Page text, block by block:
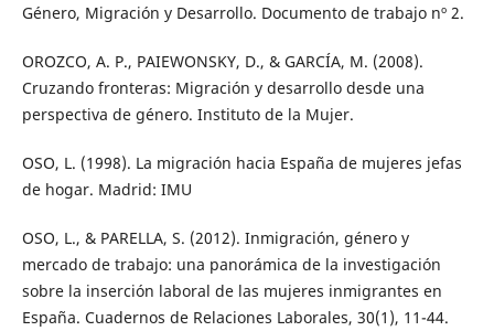
Género, Migración y Desarrollo. Documento de trabajo nº 2.
OROZCO, A. P., PAIEWONSKY, D., & GARCÍA, M. (2008).
Cruzando fronteras: Migración y desarrollo desde una
perspectiva de género. Instituto de la Mujer.
OSO, L. (1998). La migración hacia España de mujeres jefas
de hogar. Madrid: IMU
OSO, L., & PARELLA, S. (2012). Inmigración, género y
mercado de trabajo: una panorámica de la investigación
sobre la inserción laboral de las mujeres inmigrantes en
España. Cuadernos de Relaciones Laborales, 30(1), 11-44.